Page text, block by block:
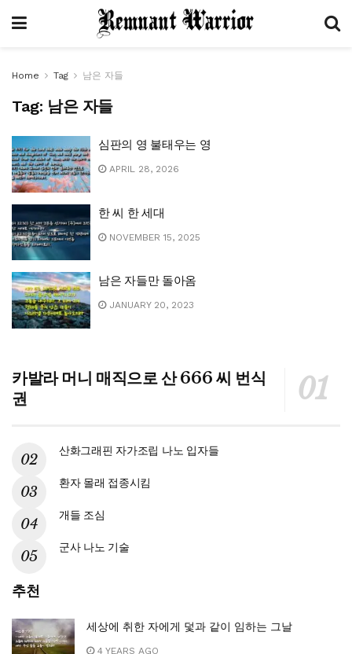
Home Tag 남은 자들
Tag: 남은 자들
심판의 영 불태우는 영
APRIL 28, 2026
한 씨 한 세대
NOVEMBER 15, 2025
남은 자들만 돌아옴
JANUARY 20, 2023
카발라 머니 매직으로 산 666 씨 번식
권
산화그래핀 자가조립 나노 입자들
환자 몰래 접종시킴
개들 조심
군사 나노 기술
추천
세상에 취한 자에게 덫과 같이 임하는 그날
4 YEARS AGO